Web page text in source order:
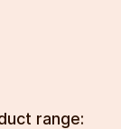
range: